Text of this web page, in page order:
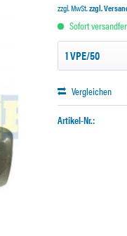
zzgl. MwSt.zzgl.
Sofort
Vergleichen
Artikel-Nr.: